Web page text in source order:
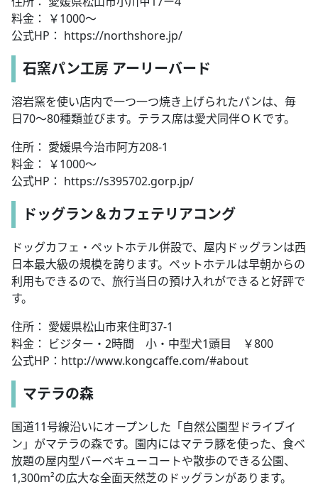
料金： ￥1000～
公式HP： https://northshore.jp/
石窯パン工房 アーリーバード
溶岩窯を使い店内で一つ一つ焼き上げられたパンは、毎
日70～80種類並びます。テラス席は愛犬同伴ＯＫです。
住所： 愛媛県今治市阿方208-1
料金： ￥1000～
公式HP： https://s395702.gorp.jp/
ドッグラン＆カフェテリアコング
ドッグカフェ・ペットホテル併設で、屋内ドッグランは西
日本最大級の規模を誇ります。ペットホテルは早朝からの
利用もできるので、旅行当日の預け入れができると好評で
す。
住所： 愛媛県松山市来住町37-1
料金： ビジター・2時間 小・中型犬1頭目 ￥800
公式HP：http://www.kongcaffe.com/#about
マテラの森
国道11号線沿いにオープンした「自然公園型ドライブイ
ン」がマテラの森です。園内にはマテラ豚を使った、食べ
放題の屋内型バーベキューコートや散歩のできる公園、
1,300m²の広大な全面天然芝のドッグランがあります。